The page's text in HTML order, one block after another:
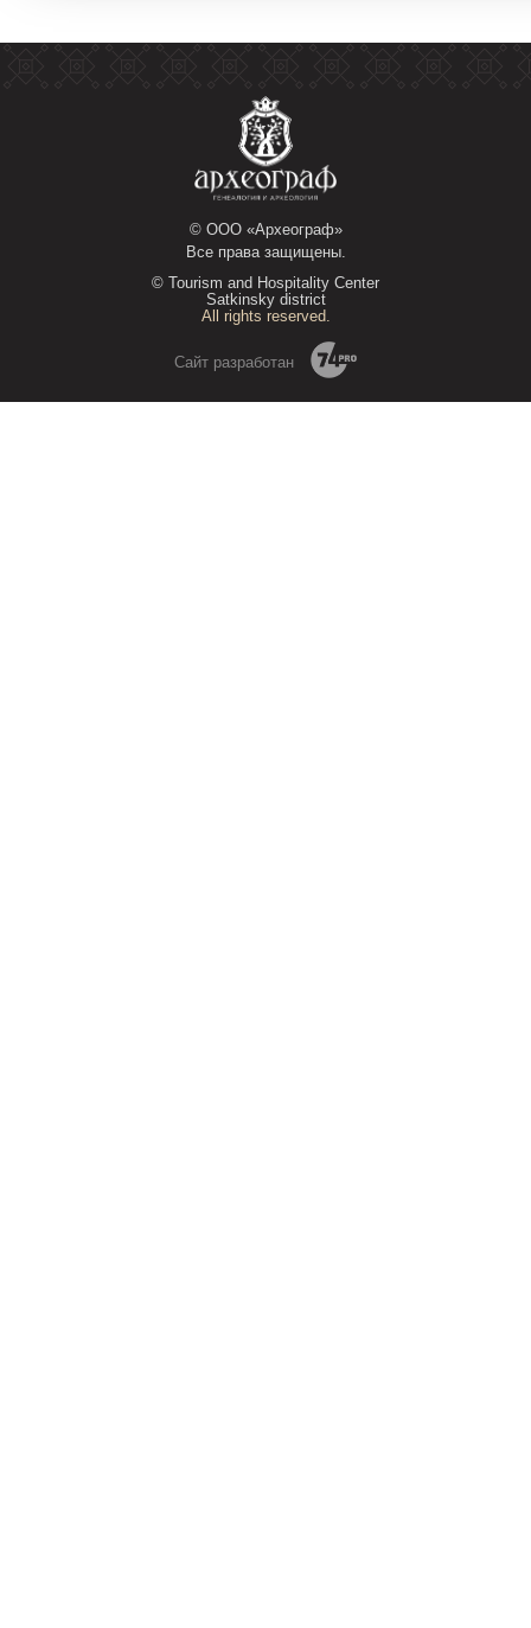
© ООО «Археограф»
Все права защищены.
© Tourism and Hospitality Center
Satkinsky district
All rights reserved.
Сайт разработан